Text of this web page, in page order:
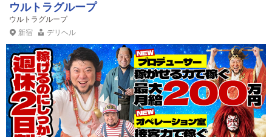
ウルトラグループ
ウルトラグループ
新宿
デリヘル